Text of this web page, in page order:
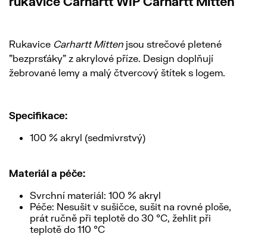
Rukavice Carhartt Mitten jsou strečové pletené
"bezprsťáky" z akrylové příze. Design doplňují
žebrované lemy a malý čtvercový štítek s logem.
Specifikace:
100 % akryl (sedmivrstvý)
Materiál a péče:
Svrchní materiál: 100 % akryl
Péče: Nesušit v sušičce, sušit na rovné ploše,
prát ručně při teplotě do 30 °C, žehlit při
teplotě do 110 °C